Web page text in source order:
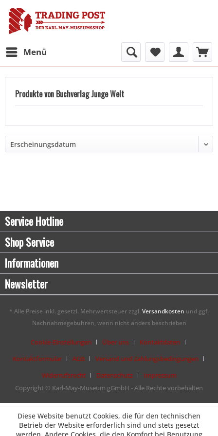
Menü
Produkte von Buchverlag Junge Welt
Service Hotline
Shop Service
Informationen
Newsletter
* Alle Preise inkl. gesetzl. Mehrwertsteuer zzgl. Versandkosten und ggf.
Nachnahmegebühren, wenn nicht anders beschrieben
Cookie-Einstellungen Über uns
Kontaktdaten
Kontaktformular
AGB
Versand und Zahlungsbedingungen
Widerrufsrecht
Datenschutz
Impressum
Copyright © Karl-May-Museum gGmbH - Alle Rechte vorbehalten
Diese Website benutzt Cookies, die für den technischen
Betrieb der Website erforderlich sind und stets gesetzt